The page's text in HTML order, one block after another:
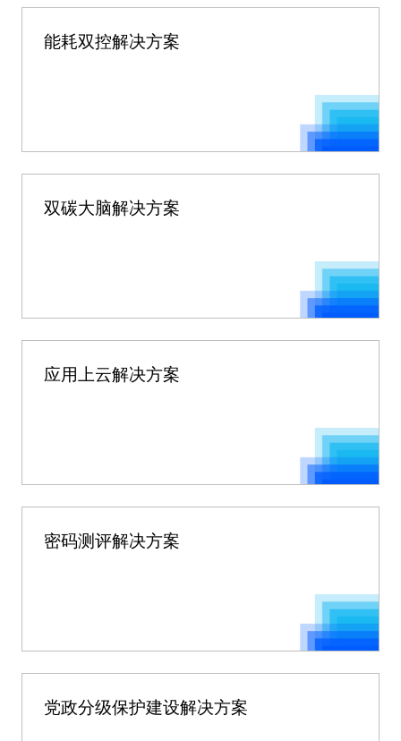
能耗双控解决方案
双碳大脑解决方案
应用上云解决方案
密码测评解决方案
党政分级保护建设解决方案